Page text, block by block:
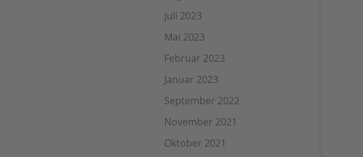
Juli 2023
Mai 2023
Februar 2023
Januar 2023
September 2022
November 2021
Oktober 2021